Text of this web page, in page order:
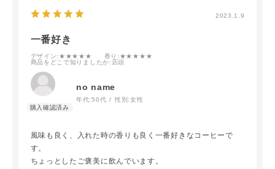
2023.1.9
一番好き
デザイン:★★★★★ 香り :★★★★★
商品をどこで知りましたか:店頭
no name
年代:50代 性別:女性
風味も良く、入れた時の香りも良く一番好きなコーヒーで
す。
ちょっとしたご褒美に飲んでいます。